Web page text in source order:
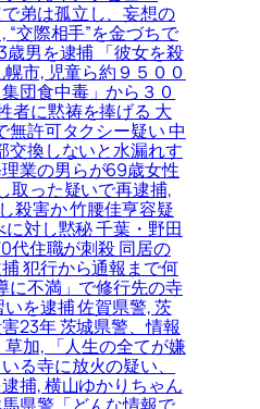
で弟は孤立し、妄想の
交際相手”を金づちで
男を逮捕 「彼女を殺
市, 児童ら約９５００
団食中毒」から３０
者に黙祷を捧げる 大
無許可タクシー疑い 中
交換しないと水漏れす
業の男らが69歳女性
取った疑いで再逮捕,
殺害か 竹腰佳亨容疑
対し黙秘 千葉・野田
代住職が刺殺 同居の
犯行から通報まで何
に不満」で修行先の寺
を逮捕 佐賀県警, 茨
23年 茨城県警、情報
加, 「人生の全てが嫌
る寺に放火の疑い、
捕, 横山ゆかりちゃん